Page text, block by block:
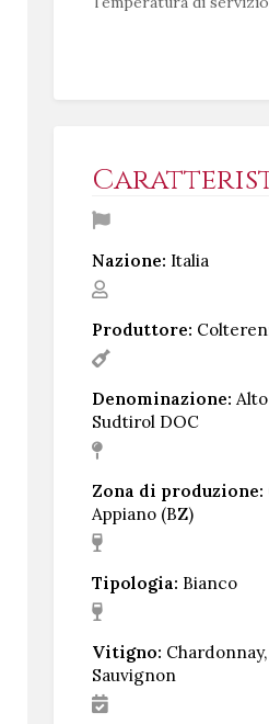
Nazione: Italia
Produttore:
Denominazione:
Sudtirol DOC
Zona di produzione:
Appiano (BZ)
Tipologia: Bianco
Vitigno:
Sauvignon